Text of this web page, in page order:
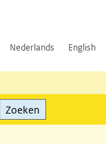
Nederlands English
Zoeken